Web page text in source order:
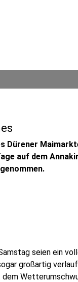
Dürener
auf dem
seien ein
großartig